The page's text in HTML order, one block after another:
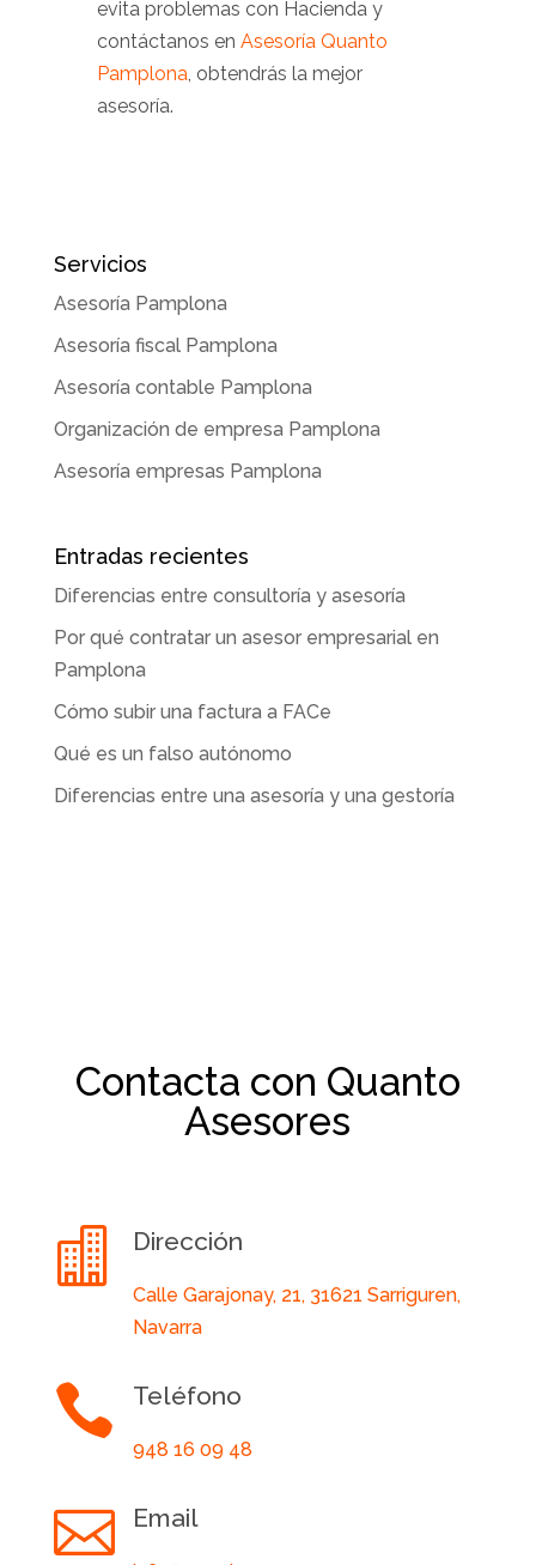
evita problemas con Hacienda y
contáctanos en Asesoría Quanto
Pamplona, obtendrás la mejor
asesoría.
Servicios
Asesoría Pamplona
Asesoría fiscal Pamplona
Asesoría contable Pamplona
Organización de empresa Pamplona
Asesoría empresas Pamplona
Entradas recientes
Diferencias entre consultoría y asesoría
Por qué contratar un asesor empresarial en
Pamplona
Cómo subir una factura a FACe
Qué es un falso autónomo
Diferencias entre una asesoría y una gestoría
Contacta con Quanto
Asesores
 Dirección
Calle Garajonay, 21, 31621 Sarriguren,
Navarra
 Teléfono
948 16 09 48
 Email